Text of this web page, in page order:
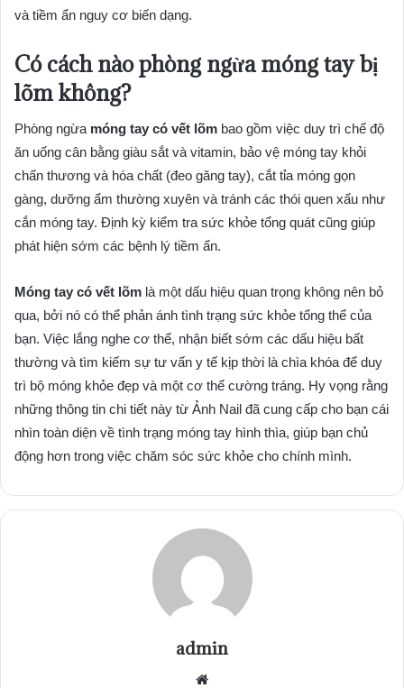
và tiềm ẩn nguy cơ biến dạng.
Có cách nào phòng ngừa móng tay bị
lõm không?
Phòng ngừa móng tay có vết lõm bao gồm việc duy trì chế độ
ăn uống cân bằng giàu sắt và vitamin, bảo vệ móng tay khỏi
chấn thương và hóa chất (đeo găng tay), cắt tỉa móng gọn
gàng, dưỡng ẩm thường xuyên và tránh các thói quen xấu như
cắn móng tay. Định kỳ kiểm tra sức khỏe tổng quát cũng giúp
phát hiện sớm các bệnh lý tiềm ẩn.
Móng tay có vết lõm là một dấu hiệu quan trọng không nên bỏ
qua, bởi nó có thể phản ánh tình trạng sức khỏe tổng thể của
bạn. Việc lắng nghe cơ thể, nhận biết sớm các dấu hiệu bất
thường và tìm kiếm sự tư vấn y tế kịp thời là chìa khóa để duy
trì bộ móng khỏe đẹp và một cơ thể cường tráng. Hy vọng rằng
những thông tin chi tiết này từ Ảnh Nail đã cung cấp cho bạn cái
nhìn toàn diện về tình trạng móng tay hình thìa, giúp bạn chủ
động hơn trong việc chăm sóc sức khỏe cho chính mình.
admin
Website